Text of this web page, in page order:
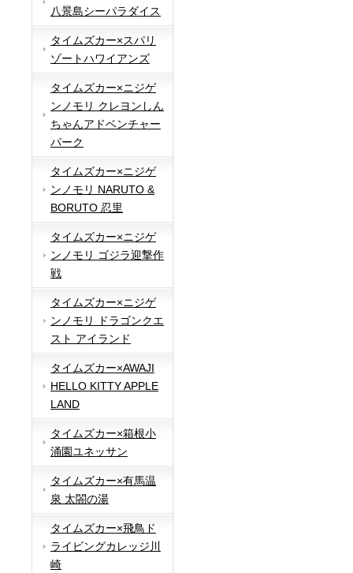
八景島シーパラダイス
タイムズカー×スパリ
ゾートハワイアンズ
タイムズカー×ニジゲ
ンノモリ クレヨンしん
ちゃんアドベンチャー
パーク
タイムズカー×ニジゲ
ンノモリ NARUTO &
BORUTO 忍里
タイムズカー×ニジゲ
ンノモリ ゴジラ迎撃作
戦
タイムズカー×ニジゲ
ンノモリ ドラゴンクエ
スト アイランド
タイムズカー×AWAJI
HELLO KITTY APPLE
LAND
タイムズカー×箱根小
涌園ユネッサン
タイムズカー×有馬温
泉 太閤の湯
タイムズカー×飛鳥ド
ライビングカレッジ川
崎